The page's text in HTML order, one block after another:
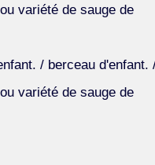
variété de sauge de
/ berceau d'enfant.
variété de sauge de